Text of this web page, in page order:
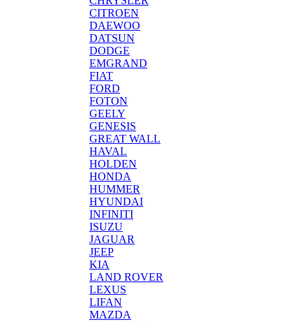
CITROEN
DAEWOO
DATSUN
DODGE
EMGRAND
FIAT
FORD
FOTON
GEELY
GENESIS
GREAT WALL
HAVAL
HOLDEN
HONDA
HUMMER
HYUNDAI
INFINITI
ISUZU
JAGUAR
JEEP
KIA
LAND ROVER
LEXUS
LIFAN
MAZDA